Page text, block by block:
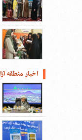
اخبار منطقه